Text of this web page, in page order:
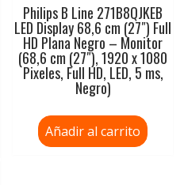
Philips B Line 271B8QJKEB
LED Display 68,6 cm (27″) Full
HD Plana Negro – Monitor
(68,6 cm (27″), 1920 x 1080
Pixeles, Full HD, LED, 5 ms,
Negro)
Añadir al carrito